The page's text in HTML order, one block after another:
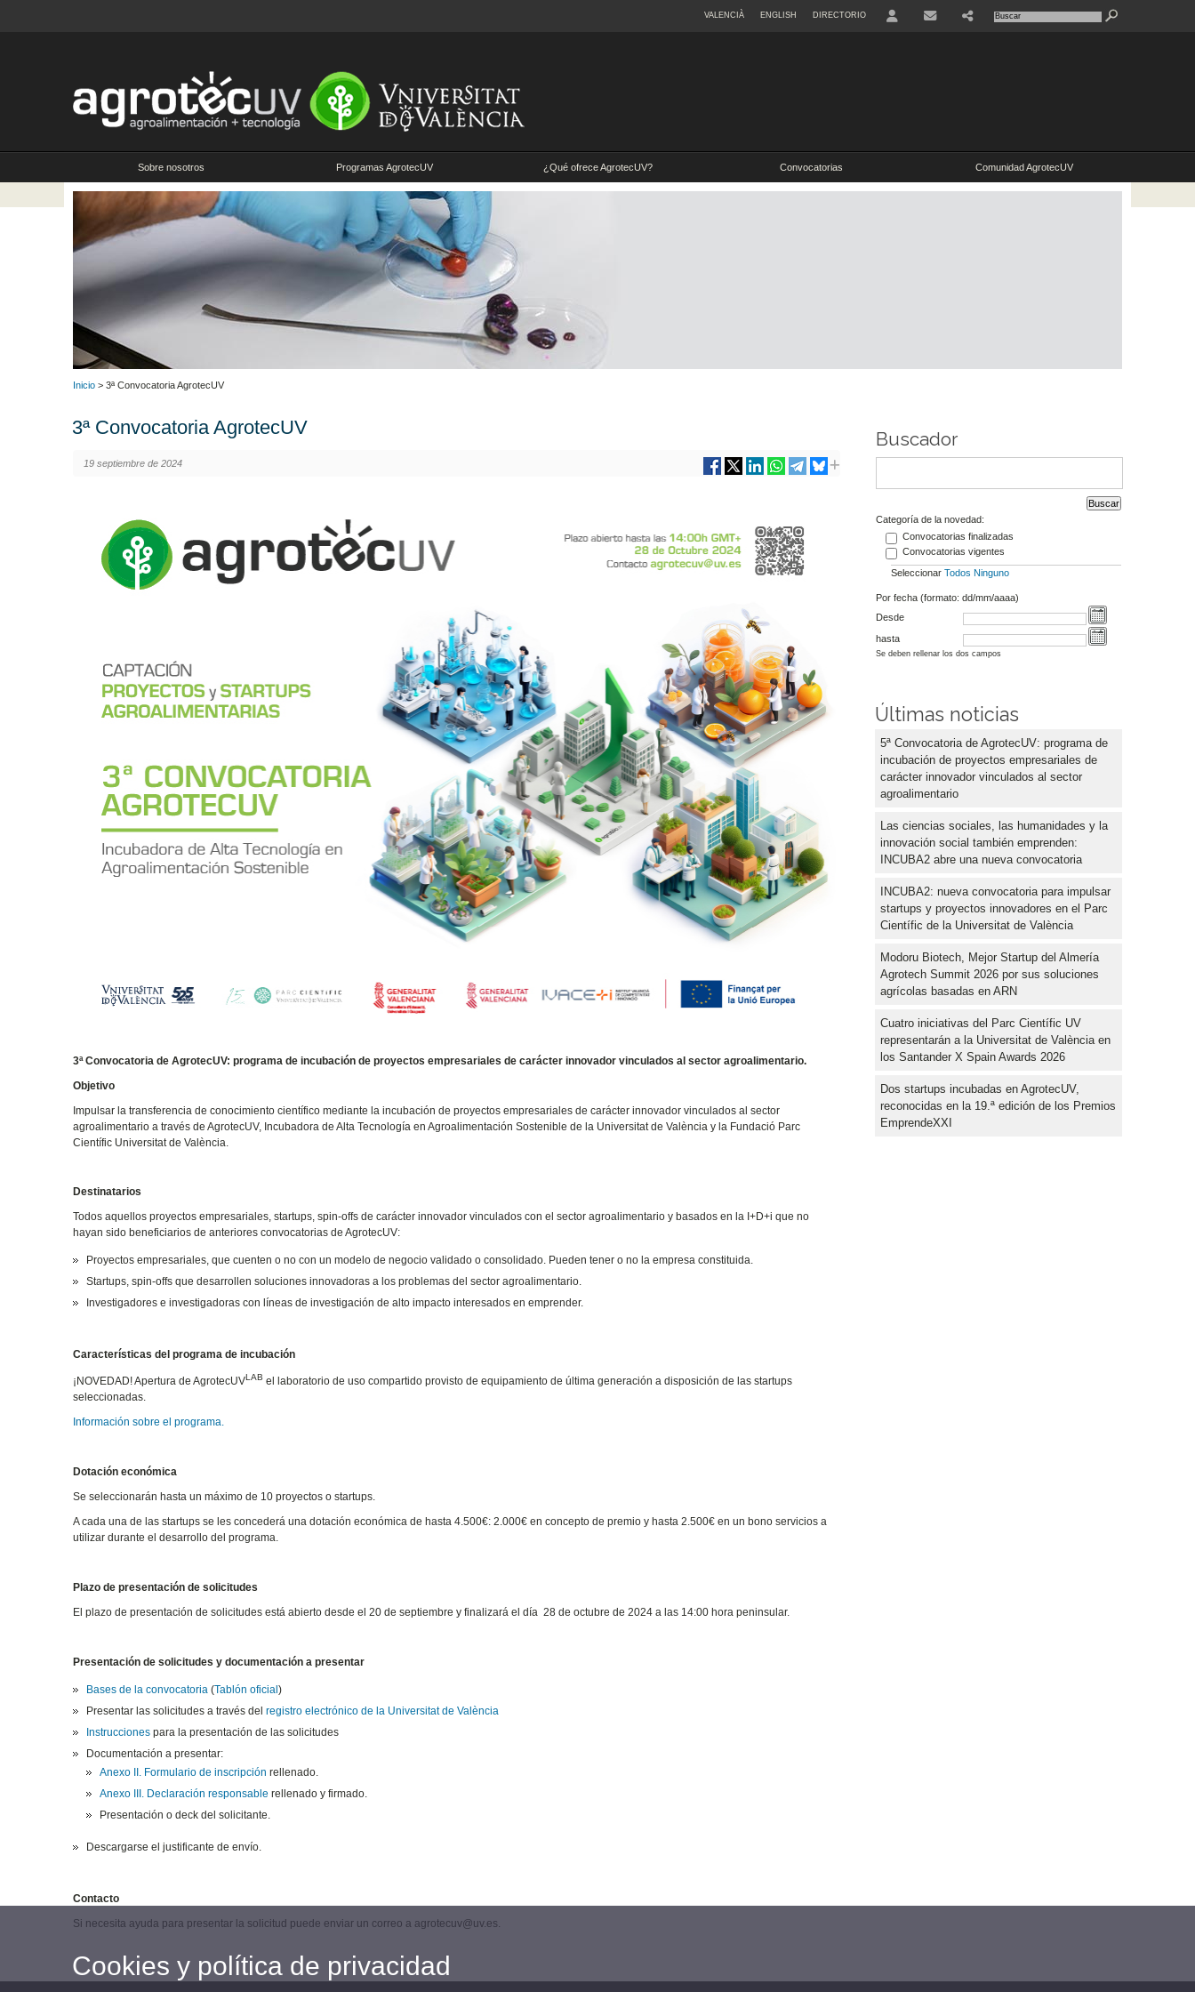
VALENCIÀ ENGLISH DIRECTORIO
Sobre nosotros Programas AgrotecUV ¿Qué ofrece AgrotecUV? Convocatorias Comunidad AgrotecUV
Inicio > 3ª Convocatoria AgrotecUV
3ª Convocatoria AgrotecUV
19 septiembre de 2024
3ª Convocatoria de AgrotecUV: programa de incubación de proyectos empresariales de carácter innovador vinculados al sector agroalimentario.
Objetivo
Impulsar la transferencia de conocimiento científico mediante la incubación de proyectos empresariales de carácter innovador vinculados al sector
agroalimentario a través de AgrotecUV, Incubadora de Alta Tecnología en Agroalimentación Sostenible de la Universitat de València y la Fundació Parc
Científic Universitat de València.
Destinatarios
Todos aquellos proyectos empresariales, startups, spin-offs de carácter innovador vinculados con el sector agroalimentario y basados en la I+D+i que no
hayan sido beneficiarios de anteriores convocatorias de AgrotecUV:
Proyectos empresariales, que cuenten o no con un modelo de negocio validado o consolidado. Pueden tener o no la empresa constituida.
Startups, spin-offs que desarrollen soluciones innovadoras a los problemas del sector agroalimentario.
Investigadores e investigadoras con líneas de investigación de alto impacto interesados en emprender.
Características del programa de incubación
¡NOVEDAD! Apertura de AgrotecUVLAB el laboratorio de uso compartido provisto de equipamiento de última generación a disposición de las startups
seleccionadas.
Información sobre el programa.
Dotación económica
Se seleccionarán hasta un máximo de 10 proyectos o startups.
A cada una de las startups se les concederá una dotación económica de hasta 4.500€: 2.000€ en concepto de premio y hasta 2.500€ en un bono servicios a
utilizar durante el desarrollo del programa.
Plazo de presentación de solicitudes
El plazo de presentación de solicitudes está abierto desde el 20 de septiembre y finalizará el día 28 de octubre de 2024 a las 14:00 hora peninsular.
Presentación de solicitudes y documentación a presentar
Bases de la convocatoria (Tablón oficial)
Presentar las solicitudes a través delregistro electrónico de la Universitat de València
Instruccionespara la presentación de las solicitudes
Documentación a presentar:
Anexo II. Formulario de inscripciónrellenado.
Anexo III. Declaración responsable rellenado y firmado.
Presentación o deck del solicitante.
Descargarse el justificante de envío.
Contacto
Si necesita ayuda para presentar la solicitud puede enviar un correo a agrotecuv@uv.es.
Buscador
Categoría de la novedad:
Convocatorias finalizadas
Convocatorias vigentes
Seleccionar Todos Ninguno
Por fecha (formato: dd/mm/aaaa)
Desde
hasta
Se deben rellenar los dos campos
Últimas noticias
5ª Convocatoria de AgrotecUV: programa de
incubación de proyectos empresariales de
carácter innovador vinculados al sector
agroalimentario
Las ciencias sociales, las humanidades y la
innovación social también emprenden:
INCUBA2 abre una nueva convocatoria
INCUBA2: nueva convocatoria para impulsar
startups y proyectos innovadores en el Parc
Científic de la Universitat de València
Modoru Biotech, Mejor Startup del Almería
Agrotech Summit 2026 por sus soluciones
agrícolas basadas en ARN
Cuatro iniciativas del Parc Científic UV
representarán a la Universitat de València en
los Santander X Spain Awards 2026
Dos startups incubadas en AgrotecUV,
reconocidas en la 19.ª edición de los Premios
EmprendeXXI
Cookies y política de privacidad